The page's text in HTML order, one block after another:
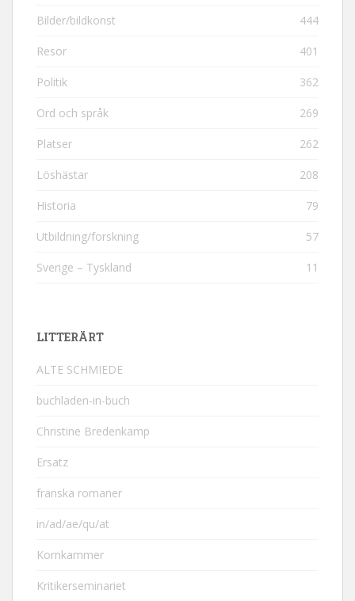
Bilder/bildkonst 444
Resor 401
Politik 362
Ord och språk 269
Platser 262
Löshästar 208
Historia 79
Utbildning/forskning 57
Sverige – Tyskland 11
LITTERÄRT
ALTE SCHMIEDE
buchladen-in-buch
Christine Bredenkamp
Ersatz
franska romaner
in/ad/ae/qu/at
Kornkammer
Kritikerseminariet